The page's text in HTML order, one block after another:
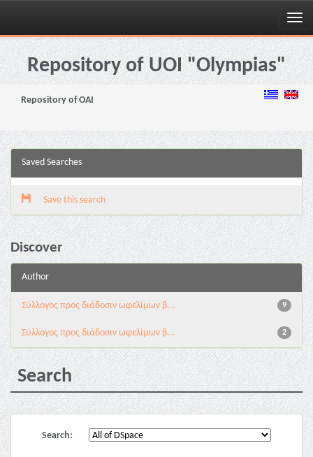
Skip
navigationRepository of UOI "Olympias"
Repository of OAI
Saved Searches
Save this search
Discover
Author
9
Σύλλογος προς διάδοσιν ωφελίμων β...
2
Σύλλογος προς διάδοσιν ωφελίμων β...
Search
Search: